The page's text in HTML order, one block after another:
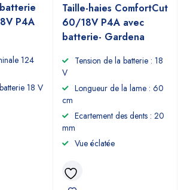
P4A
124
18 V
Taille-haies ComfortCut
60/18V P4A avec
batterie- Gardena
Tension de la batterie : 18
V
Longueur de la lame : 60
cm
Ecartement des dents : 20
mm
Vue éclatée